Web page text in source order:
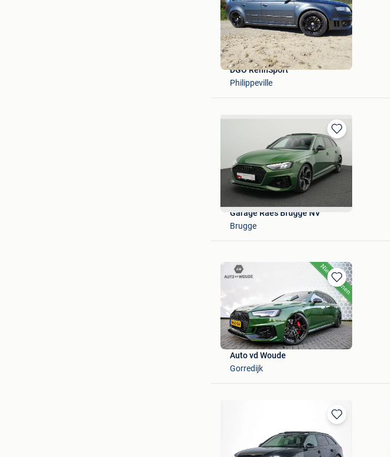
in
Mijn
Favorieten
DGO RennSport
Philippeville
Bewaren
in
Mijn
Favorieten
Garage Raes Brugge NV
Brugge
Bewaren
in
Mijn
Favorieten
Auto vd Woude
Gorredijk
Bewaren
in
Mijn